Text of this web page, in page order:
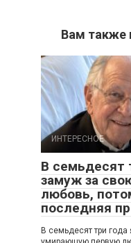
Вам также
ИНТЕРЕСНОЕ
В семьдесят
замуж за
любовь,
последняя
В семьдесят три